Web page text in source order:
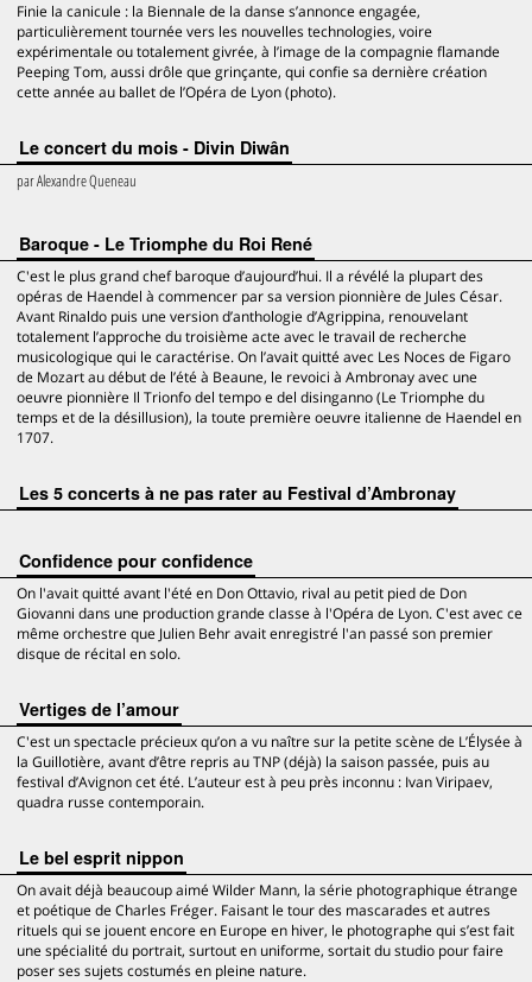
Finie la canicule : la Biennale de la danse s’annonce engagée,
particulièrement tournée vers les nouvelles technologies, voire
expérimentale ou totalement givrée, à l’image de la compagnie flamande
Peeping Tom, aussi drôle que grinçante, qui confie sa dernière création
cette année au ballet de l’Opéra de Lyon (photo).
Le concert du mois - Divin Diwân
parAlexandre Queneau
Baroque - Le Triomphe du Roi René
C'est le plus grand chef baroque d’aujourd’hui. Il a révélé la plupart des
opéras de Haendel à commencer par sa version pionnière de Jules César.
Avant Rinaldo puis une version d’anthologie d’Agrippina, renouvelant
totalement l’approche du troisième acte avec le travail de recherche
musicologique qui le caractérise. On l’avait quitté avec Les Noces de Figaro
de Mozart au début de l’été à Beaune, le revoici à Ambronay avec une
oeuvre pionnière Il Trionfo del tempo e del disinganno (Le Triomphe du
temps et de la désillusion), la toute première oeuvre italienne de Haendel en
1707.
Les 5 concerts à ne pas rater au Festival d’Ambronay
Confidence pour confidence
On l'avait quitté avant l'été en Don Ottavio, rival au petit pied de Don
Giovanni dans une production grande classe à l'Opéra de Lyon. C'est avec ce
même orchestre que Julien Behr avait enregistré l'an passé son premier
disque de récital en solo.
Vertiges de l’amour
C'est un spectacle précieux qu’on a vu naître sur la petite scène de L’Élysée à
la Guillotière, avant d’être repris au TNP (déjà) la saison passée, puis au
festival d’Avignon cet été. L’auteur est à peu près inconnu : Ivan Viripaev,
quadra russe contemporain.
Le bel esprit nippon
On avait déjà beaucoup aimé Wilder Mann, la série photographique étrange
et poétique de Charles Fréger. Faisant le tour des mascarades et autres
rituels qui se jouent encore en Europe en hiver, le photographe qui s’est fait
une spécialité du portrait, surtout en uniforme, sortait du studio pour faire
poser ses sujets costumés en pleine nature.